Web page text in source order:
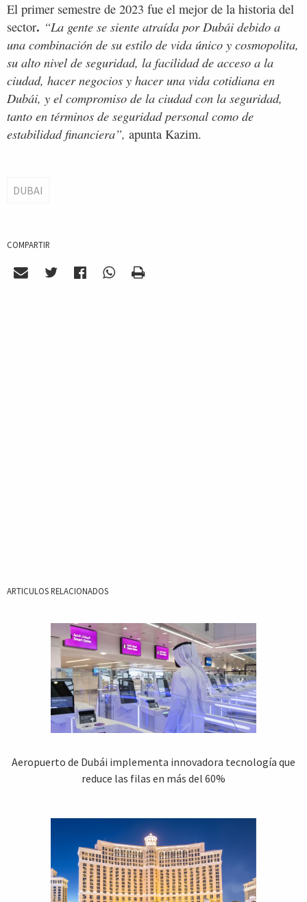
El primer semestre de 2023 fue el mejor de la historia del
sector. “La gente se siente atraída por Dubái debido a
una combinación de su estilo de vida único y cosmopolita,
su alto nivel de seguridad, la facilidad de acceso a la
ciudad, hacer negocios y hacer una vida cotidiana en
Dubái, y el compromiso de la ciudad con la seguridad,
tanto en términos de seguridad personal como de
estabilidad financiera”, apunta Kazim.
DUBAI
COMPARTIR
ARTICULOS RELACIONADOS
Aeropuerto de Dubái implementa innovadora tecnología que
reduce las filas en más del 60%